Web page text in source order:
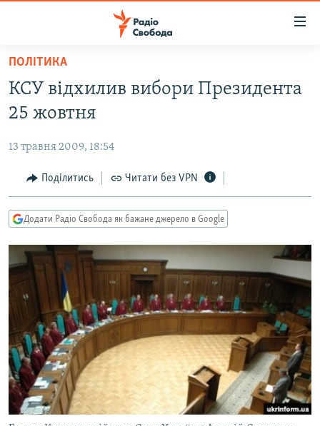
Перейти
основного
матеріалу
до
навігації
Перейти
до
РАДІО СВОБОДА – 70 РОКІВ
ВСЕ ЗА ДОБУ
ПОЛІТИКА
ЕКОНОМІКА
КУЛЬТУРА
СПОРТ
УКРАЇНА
ВІЙНА
РОСІЙСЬКА «ФІЛЬТРАЦІЯ»
КРИМ.РЕАЛІЇ
ТИ ЯК?
СХЕМИ
КИТАЙ.ВИКЛИКИ
МУЛЬТИМЕДІА
ФОТО
СПЕЦПРОЄКТИ
ПОДКАСТИ
ПОЛІТИКА
КСУ відхилив вибори Президента
25 жовтня
13 травня 2009, 18:54
Поділитись Читати без VPN
Додати Радіо Свобода як бажане джерело в Google